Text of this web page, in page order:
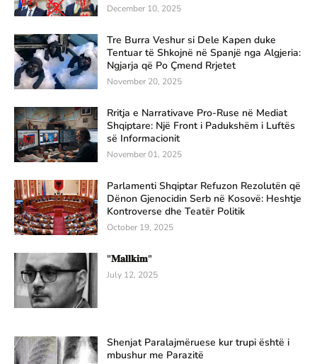
December 10, 2025
Tre Burra Veshur si Dele Kapen duke
Tentuar të Shkojnë në Spanjë nga Algjeria:
Ngjarja që Po Çmend Rrjetet
November 20, 2025
Rritja e Narrativave Pro-Ruse në Mediat
Shqiptare: Një Front i Padukshëm i Luftës
së Informacionit
November 01, 2025
Parlamenti Shqiptar Refuzon Rezolutën që
Dënon Gjenocidin Serb në Kosovë: Heshtje
Kontroverse dhe Teatër Politik
October 19, 2025
"𝐌𝐚𝐥𝐥𝐤𝐢𝐦"
July 12, 2025
Shenjat Paralajmëruese kur trupi është i
mbushur me Parazitë